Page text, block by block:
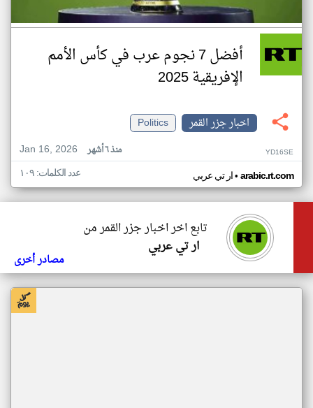
أفضل 7 نجوم عرب في كأس الأمم
الإفريقية 2025
اخبار جزر القمر
Politics
Jan 16, 2026
منذ ٦ أشهر YD16SE
ار تي عربي• arabic.rt.com عدد الكلمات: ١٠٩
تابع اخر اخبار جزر القمر من
ار تي عربي
مصادر أخرى